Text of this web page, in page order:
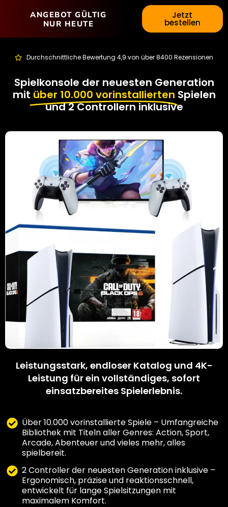
ANGEBOT GÜLTIG
NUR HEUTE
Jetzt
bestellen
Durchschnittliche Bewertung 4,9 von über 8400 Rezensionen
Spielkonsole der neuesten Generation
mit über 10.000 vorinstallierten Spielen
und 2 Controllern inklusive
Leistungsstark, endloser Katalog und 4K-
Leistung für ein vollständiges, sofort
einsatzbereites Spielerlebnis.
Über 10.000 vorinstallierte Spiele – Umfangreiche
Bibliothek mit Titeln aller Genres: Action, Sport,
Arcade, Abenteuer und vieles mehr, alles
spielbereit.
2 Controller der neuesten Generation inklusive –
Ergonomisch, präzise und reaktionsschnell,
entwickelt für lange Spielsitzungen mit
maximalem Komfort.